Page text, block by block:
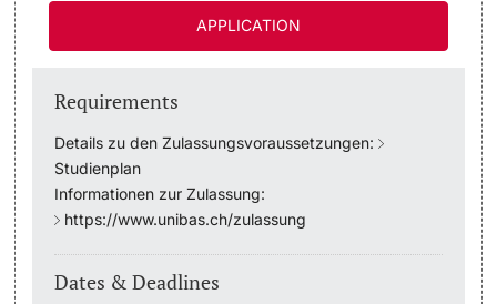
Course Auditors
Student Life
APPLICATION
Requirements
Details zu den Zulassungsvoraussetzungen:
Studienplan
Informationen zur Zulassung:
https://www.unibas.ch/zulassung
Dates & Deadlines